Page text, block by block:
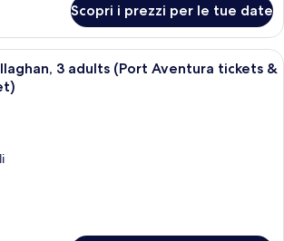
Scopri i prezzi per le tue date
Una camera d'albergo con due letti,
3 adults (Port Aventura tickets &